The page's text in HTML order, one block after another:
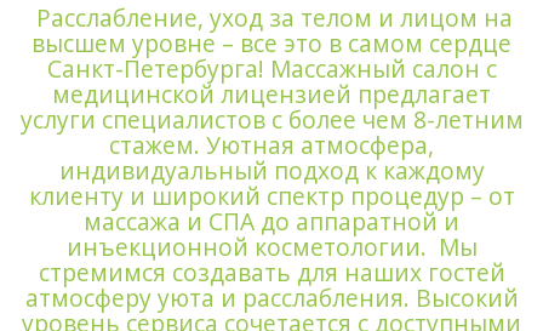
Расслабление, уход за телом и лицом на
высшем уровне – все это в самом сердце
Санкт-Петербурга! Массажный салон с
медицинской лицензией предлагает
услуги специалистов с более чем 8-летним
стажем. Уютная атмосфера,
индивидуальный подход к каждому
клиенту и широкий спектр процедур – от
массажа и СПА до аппаратной и
инъекционной косметологии. Мы
стремимся создавать для наших гостей
атмосферу уюта и расслабления. Высокий
уровень сервиса сочетается с доступными